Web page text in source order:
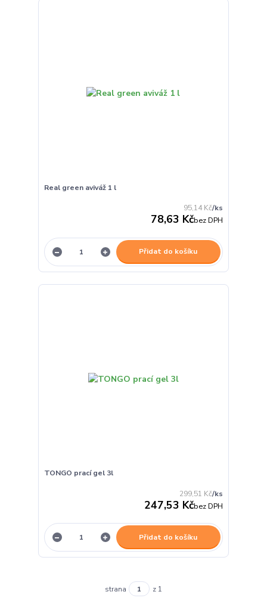
Real green aviváž 1 l
95,14 Kč/ks
78,63 Kčbez DPH
Přidat do košíku
TONGO prací gel 3l
299,51 Kč/ks
247,53 Kčbez DPH
Přidat do košíku
strana z 1